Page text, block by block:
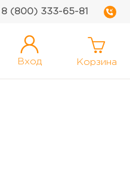
8 (800) 333-65-81
Вход Корзина